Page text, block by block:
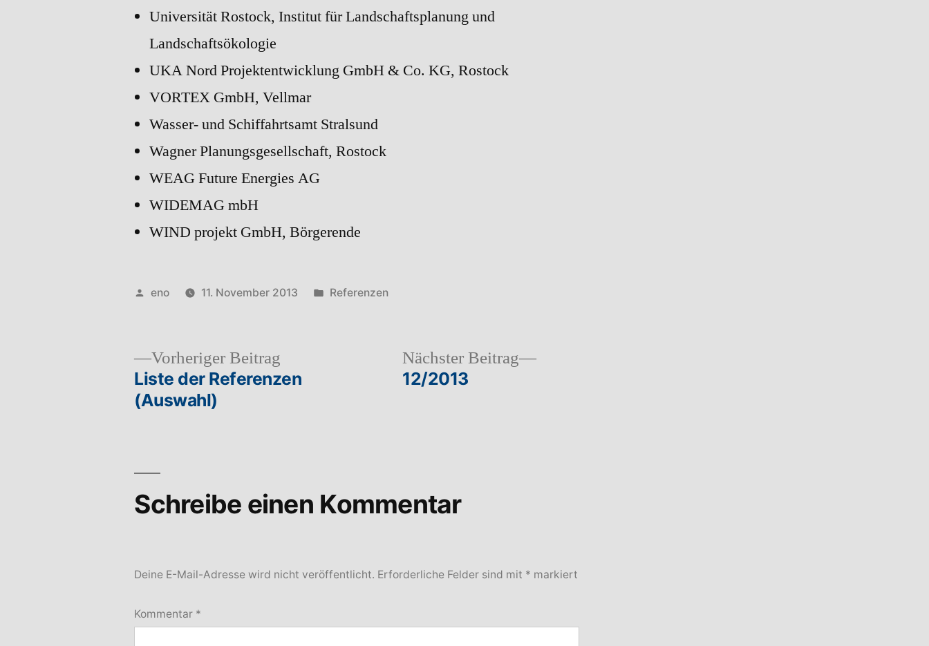
Universität Rostock, Institut für Landschaftsplanung und
Landschaftsökologie
UKA Nord Projektentwicklung GmbH & Co. KG, Rostock
VORTEX GmbH, Vellmar
Wasser- und Schiffahrtsamt Stralsund
Wagner Planungsgesellschaft, Rostock
WEAG Future Energies AG
WIDEMAG mbH
WIND projekt GmbH, Börgerende
Veröffentlicht
eno 11. November 2013
Veröffentlicht
Referenzen
Beitragsnavigation
Vorheriger Beitrag
Beitrag:
Liste der Referenzen
(Auswahl)
Nächster Beitrag
Nächster
12/2013
Schreibe einen Kommentar
Deine E-Mail-Adresse wird nicht veröffentlicht. Erforderliche Felder sind mit * markiert
Kommentar *